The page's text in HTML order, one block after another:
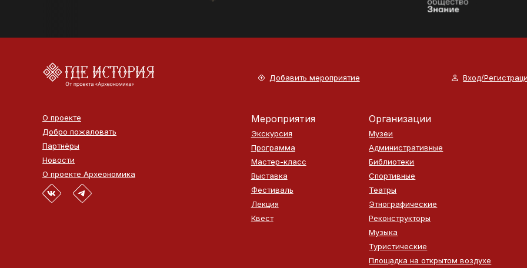
Добавить мероприятие Вход/
О проекте
Добро пожаловать
Партнёры
Новости
О проекте Археономика
Мероприятия
Экскурсия
Программа
Мастер-класс
Выставка
Фестиваль
Лекция
Квест
Организации
Музеи
Административные
Библиотеки
Спортивные
Театры
Этнографические
Реконструкторы
Музыка
Туристические
Площадка на открытом воздухе